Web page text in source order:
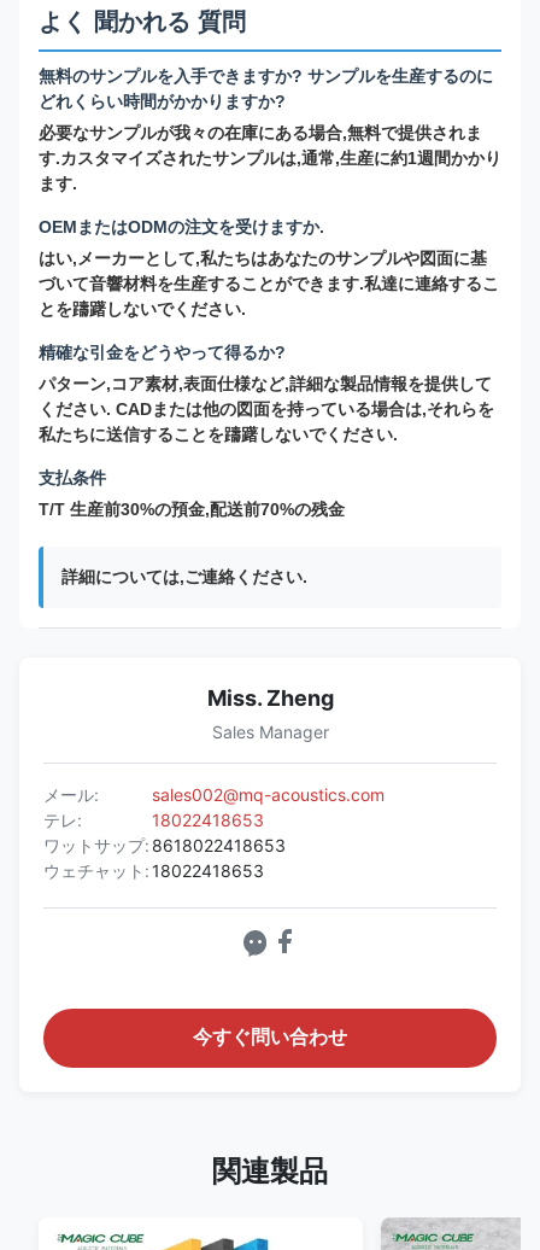
よく 聞かれる 質問
無料のサンプルを入手できますか? サンプルを生産するのに
どれくらい時間がかかりますか?
必要なサンプルが我々の在庫にある場合,無料で提供されま
す.カスタマイズされたサンプルは,通常,生産に約1週間かかり
ます.
OEMまたはODMの注文を受けますか.
はい,メーカーとして,私たちはあなたのサンプルや図面に基
づいて音響材料を生産することができます.私達に連絡するこ
とを躊躇しないでください.
精確な引金をどうやって得るか?
パターン,コア素材,表面仕様など,詳細な製品情報を提供して
ください. CADまたは他の図面を持っている場合は,それらを
私たちに送信することを躊躇しないでください.
支払条件
T/T 生産前30%の預金,配送前70%の残金
詳細については,ご連絡ください.
Miss. Zheng
Sales Manager
メール:
sales002@mq-acoustics.com
テレ:
18022418653
ワットサップ: 8618022418653
ウェチャット:18022418653
今すぐ問い合わせ
関連製品